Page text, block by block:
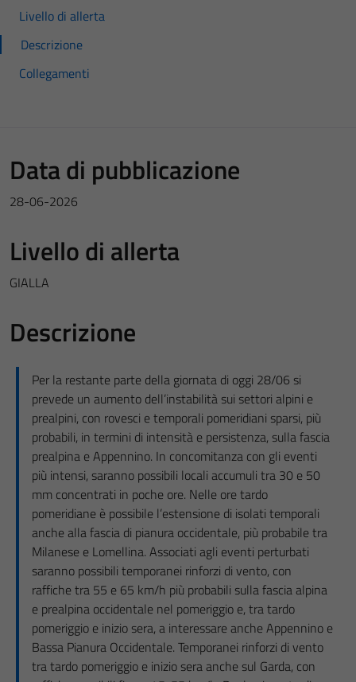
Livello di allerta
Descrizione
Collegamenti
Data di pubblicazione
28-06-2026
Livello di allerta
GIALLA
Descrizione
Per la restante parte della giornata di oggi 28/06 si
prevede un aumento dell’instabilità sui settori alpini e
prealpini, con rovesci e temporali pomeridiani sparsi, più
probabili, in termini di intensità e persistenza, sulla fascia
prealpina e Appennino. In concomitanza con gli eventi
più intensi, saranno possibili locali accumuli tra 30 e 50
mm concentrati in poche ore. Nelle ore tardo
pomeridiane è possibile l’estensione di isolati temporali
anche alla fascia di pianura occidentale, più probabile tra
Milanese e Lomellina. Associati agli eventi perturbati
saranno possibili temporanei rinforzi di vento, con
raffiche tra 55 e 65 km/h più probabili sulla fascia alpina
e prealpina occidentale nel pomeriggio e, tra tardo
pomeriggio e inizio sera, a interessare anche Appennino e
Bassa Pianura Occidentale. Temporanei rinforzi di vento
tra tardo pomeriggio e inizio sera anche sul Garda, con